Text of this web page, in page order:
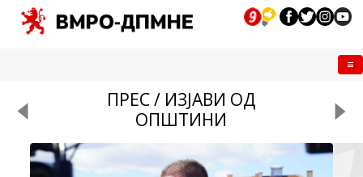
ПРЕС / ИЗЈАВИ ОД
ОПШТИНИ